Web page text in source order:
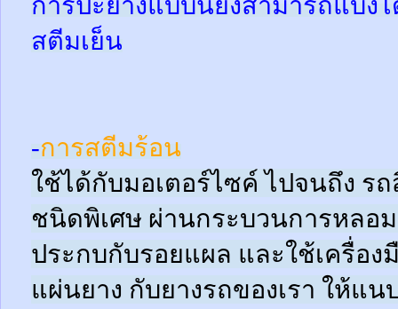
สตีมเย็น
-การสตีมร้อน
ใช้ได้กับมอเตอร์ไซค์ ไปจนถึง ร
ชนิดพิเศษ ผ่านกระบวนการหลอ
ประกบกับรอยแผล และใช้เครื่อง
แผ่นยาง กับยางรถของเรา ให้แ